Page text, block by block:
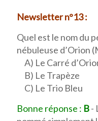
Newsletter n°13 :
Quel est le nom du
nébuleuse d’Orion
A) Le Carré
B) Le Trapèze
C) Le Trio Bleu
Bonne réponse : B-